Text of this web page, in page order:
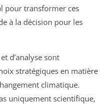
pour transformer ces
à la décision pour les
d’analyse sont
stratégiques en matière
climatique.
uniquement scientifique,